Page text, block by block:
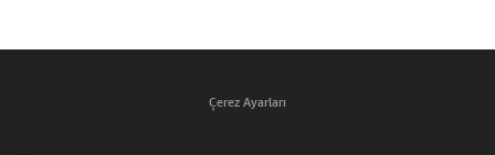
Çerez Ayarları